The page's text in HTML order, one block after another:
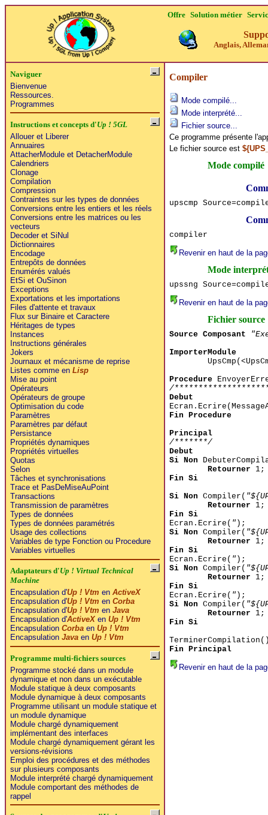
Offre Solution métier
Anglais,
Naviguer
Bienvenue
Ressources.
Programmes
Instructions et concepts d'Up ! 5GL
Allouer et Liberer
Annuaires
AttacherModule et DetacherModule
Calendriers
Clonage
Compilation
Compression
Contraintes sur les types de données
Conversions entre les entiers et les réels
Conversions entre les matrices ou les
vecteurs
Decoder et SiNul
Dictionnaires
Encodage
Entrepôts de données
Enumérés valués
EtSi et OuSinon
Exceptions
Exportations et les importations
Files d'attente et travaux
Flux sur Binaire et Caractere
Héritages de types
Instances
Instructions générales
Jokers
Journaux et mécanisme de reprise
Listes comme en Lisp
Mise au point
Opérateurs
Opérateurs de groupe
Optimisation du code
Paramètres
Paramètres par défaut
Persistance
Propriétés dynamiques
Propriétés virtuelles
Quotas
Selon
Tâches et synchronisations
Trace et PasDeMiseAuPoint
Transactions
Transmission de paramètres
Types de données
Types de données paramétrés
Usage des collections
Variables de type Fonction ou Procedure
Variables virtuelles
Adaptateurs d'Up ! Virtual Technical
Machine
Encapsulation d'Up ! Vtm en ActiveX
Encapsulation d'Up ! Vtm en Corba
Encapsulation d'Up ! Vtm en Java
Encapsulation d'ActiveXen Up ! Vtm
Encapsulation Corbaen Up ! Vtm
Encapsulation Javaen Up ! Vtm
Programme multi-fichiers sources
Programme stocké dans un module
dynamique et non dans un exécutable
Module statique à deux composants
Module dynamique à deux composants
Programme utilisant un module statique et
un module dynamique
Module chargé dynamiquement
implémentant des interfaces
Module chargé dynamiquement gérant les
versions-révisions
Emploi des procédures et des méthodes
sur plusieurs composants
Module interprété chargé dynamiquement
Module comportant des méthodes de
rappel
Compiler
Mode compilé...
Mode interprété...
Fichier source...
Ce programme présente
Le fichier source est
Mode compilé
upscmp
compiler
Revenir en haut de la
Mode
upssng
Revenir en haut de la
Fichier source
Source Composant
ImporterModule
Procedure
/
Debut
Fin Procedure
Principal
/*******/
Debut
Si Non
Retourner 1;
Fin Si
Si Non Compiler(
Retourner 1;
Fin Si
Ecran.Ecrire( " );
Si Non Compiler(
Retourner 1;
Fin Si
Ecran.Ecrire( " );
Si Non Compiler(
Retourner 1;
Fin Si
Ecran.Ecrire( " );
Si Non Compiler(
Retourner 1;
Fin Si
Fin Principal
Revenir en haut de la